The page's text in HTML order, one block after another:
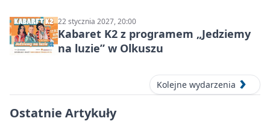
22 stycznia 2027, 20:00
Kabaret K2 z programem „Jedziemy
na luzie” w Olkuszu
Kolejne wydarzenia
Ostatnie Artykuły